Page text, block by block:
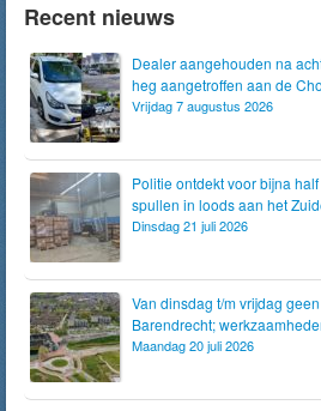
Recent nieuws
Dealer aangehouden na
heg aangetroffen aan de
Vrijdag 7 augustus 2026
Politie ontdekt voor bijna
spullen in loods aan het
Dinsdag 21 juli 2026
Van dinsdag t/m vrijdag
Barendrecht;
Maandag 20 juli 2026